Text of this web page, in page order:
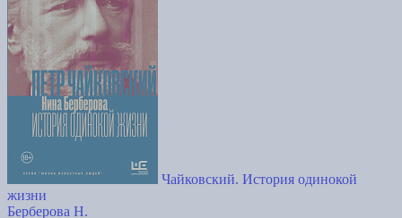
Чайковский. История одинокой
жизни
Берберова Н.